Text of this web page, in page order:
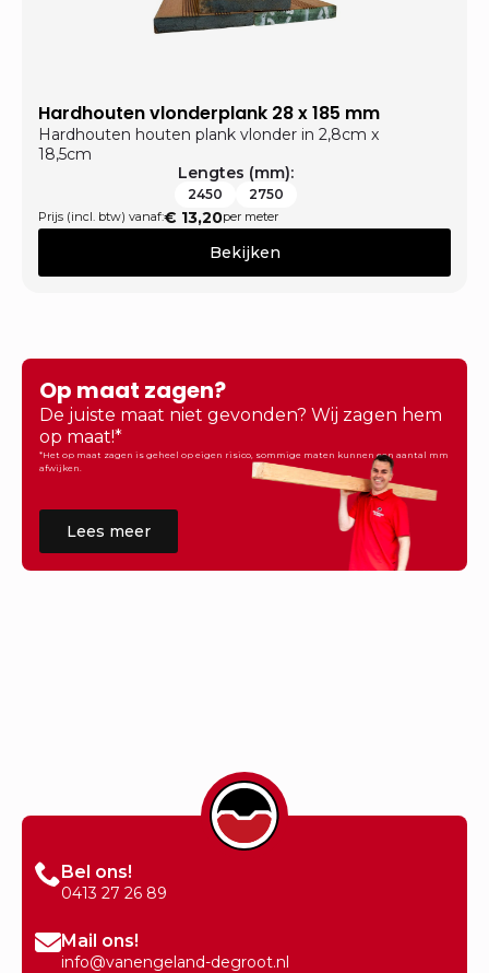
Hardhouten vlonderplank 28 x 185 mm
Hardhouten houten plank vlonder in 2,8cm x
18,5cm
Lengtes (mm):
2450 2750
Prijs (incl. btw) vanaf:€ 13,20per meter
Bekijken
Op maat zagen?
De juiste maat niet gevonden? Wij zagen hem
op maat!*
*Het op maat zagen is geheel op eigen risico, sommige maten kunnen een aantal mm
afwijken.
Lees meer
Bel ons!
0413 27 26 89
Mail ons!
info@vanengeland-degroot.nl